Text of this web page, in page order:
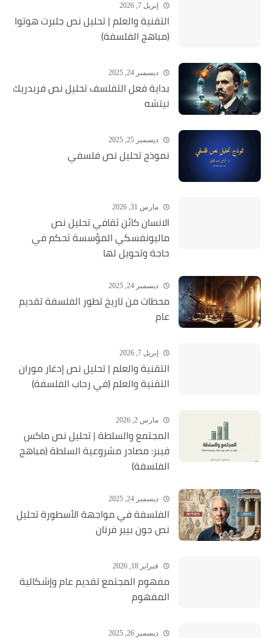
إبريل 7, 2026
التقنية والعلم | تحليل نص جلبرت هوتوا
(مباهج الفلسفة)
ديسمبر 24, 2025
بداية فعل التفلسف تحليل نص فريدريك
نيتشه
ديسمبر 25, 2025
نموذج تحليل نص فلسفي
مارس 31, 2026
الانسان كائن ثقافي تحليل نص
ماليونفسكي المؤسسة تحكم في
حاجة وتحويل لها
ديسمبر 24, 2025
محطات من تاريخ تطور الفلسفة تقديم
عام
إبريل 7, 2026
التقنية والعلم | تحليل نص إدغار موران
التقنية والعلم (في رحاب الفلسفة)
مارس 2, 2026
المجتمع والسلطة | تحليل نص ماكس
فيبر: مصادر مشروعية السلطة (مباهج
الفلسفة)
ديسمبر 24, 2025
الفلسفة في مواجهة الأسطورة تحليل
نص جون بيير فرنان
فبراير 18, 2026
مفهوم المجتمع تقديم عام وإشكالية
المفهوم
ديسمبر 26, 2025